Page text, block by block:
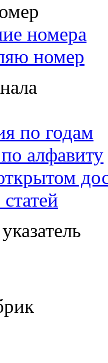
номера
номер
по годам
алфавиту